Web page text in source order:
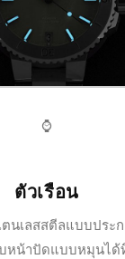
⌚️
ตัวเรือน
ตนเลสสตีลแบบประ
หน้าปัดแบบหมุนได้